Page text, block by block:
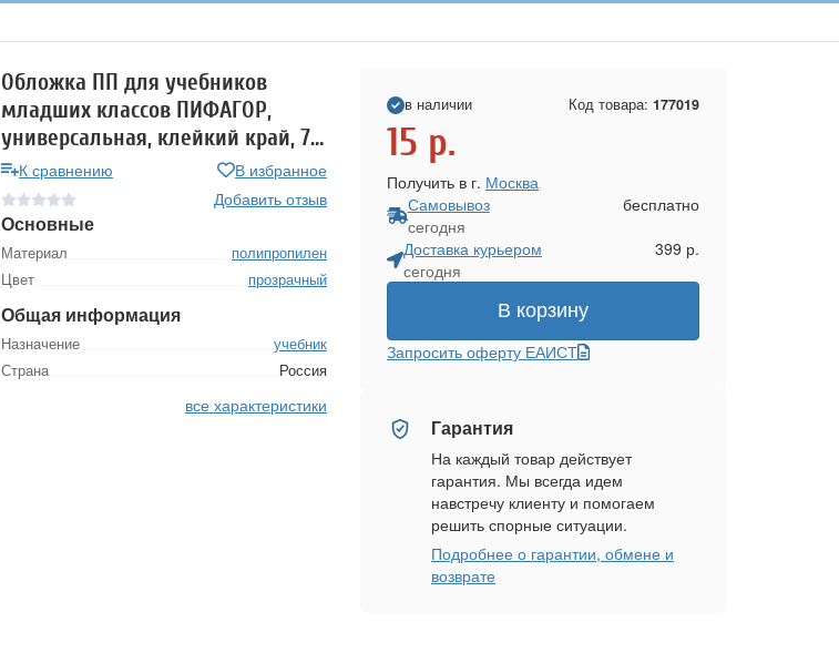
Обложка ПП для учебников
младших классов ПИФАГОР,
универсальная, клейкий край, 70
мкм, 265х450 мм, 227416
К сравнению
В избранное
Добавить отзыв
Основные
Материал
полипропилен
Цвет
прозрачный
Общая информация
Назначение
учебник
Страна
Россия
все характеристики
в наличии Код товара: 177019
15 р.
Получить в г. Москва
Самовывоз
сегодня
бесплатно
Доставка курьером
сегодня
399 р.
В корзину
Запросить оферту ЕАИСТ
Гарантия
На каждый товар действует
гарантия. Мы всегда идем
навстречу клиенту и помогаем
решить спорные ситуации.
Подробнее о гарантии, обмене и
возврате